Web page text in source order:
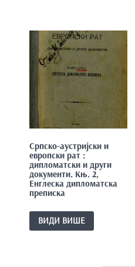
Српско-аустријски и
европски рат :
дипломатски и други
документи. Књ. 2,
Енглеска дипломатска
преписка
ВИДИ ВИШЕ